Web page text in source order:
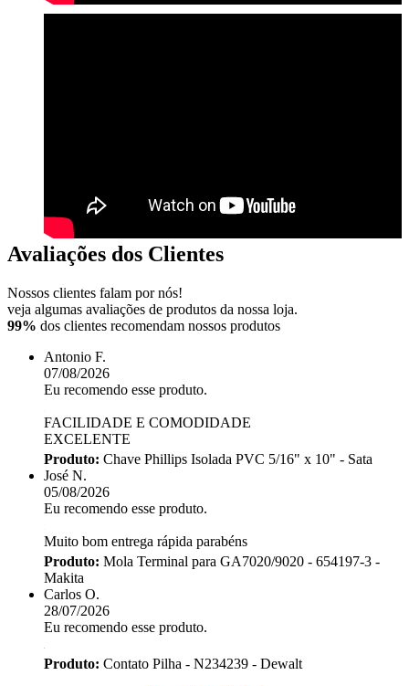
Avaliações dos Clientes
Nossos clientes falam por nós!
veja algumas avaliações de produtos da nossa loja.
99% dos clientes recomendam nossos produtos
Antonio F.
07/08/2026
Eu recomendo esse produto.
FACILIDADE E COMODIDADE
EXCELENTE
Produto: Chave Phillips Isolada PVC 5/16" x 10" - Sata
José N.
05/08/2026
Eu recomendo esse produto.
Muito bom entrega rápida parabéns
Produto: Mola Terminal para GA7020/9020 - 654197-3 -
Makita
Carlos O.
28/07/2026
Eu recomendo esse produto.
Produto: Contato Pilha - N234239 - Dewalt